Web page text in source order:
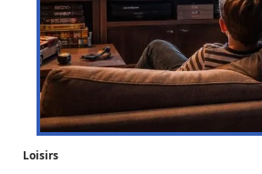
Loisirs